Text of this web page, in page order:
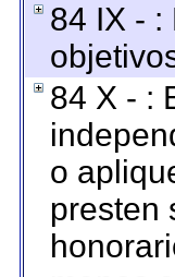
84 IX - :
84 X - :
o
presten